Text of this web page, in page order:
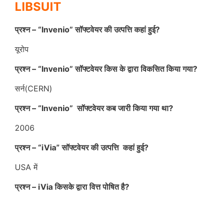
LIBSUIT
प्रश्न – “Invenio” सॉफ्टवेयर की उत्पत्ति कहां हुई?
यूरोप
प्रश्न – “Invenio” सॉफ्टवेयर किस के द्वारा विकसित किया गया?
सर्न(CERN)
प्रश्न – “Invenio” सॉफ्टवेयर कब जारी किया गया था?
2006
प्रश्न – “iVia” सॉफ्टवेयर की उत्पत्ति कहां हुई?
USA में
प्रश्न – iVia किसके द्वारा वित्त पोषित है?